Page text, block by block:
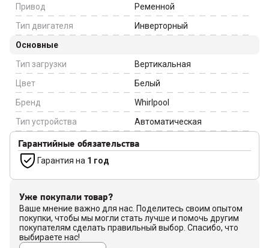
Привод
Ременной
Тип двигателя
Инверторный
Основные
Тип загрузки
Вертикальная
Цвет
Белый
Бренд
Whirlpool
Тип устройства
Автоматическая
Гарантийные обязательства
Гарантия на 1 год
Уже покупали товар?
Ваше мнение важно для нас. Поделитесь своим опытом
покупки, чтобы мы могли стать лучше и помочь другим
покупателям сделать правильный выбор. Спасибо, что
выбираете нас!